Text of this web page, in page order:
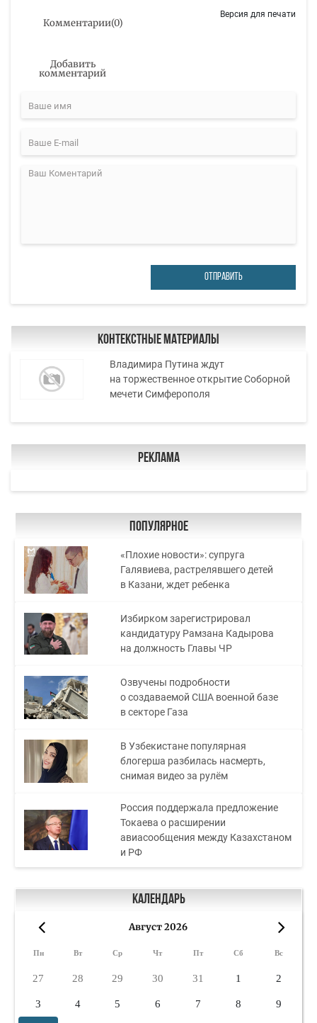
Комментарии(0)
Версия для печати
Добавить
комментарий
ОТПРАВИТЬ
Контекстные материалы
Владимира Путина ждут
на торжественное открытие Соборной
мечети Симферополя
Реклама
Популярное
«Плохие новости»: супруга
Галявиева, растрелявшего детей
в Казани, ждет ребенка
Избирком зарегистрировал
кандидатуру Рамзана Кадырова
на должность Главы ЧР
Озвучены подробности
о создаваемой США военной базе
в секторе Газа
В Узбекистане популярная
блогерша разбилась насмерть,
снимая видео за рулём
Россия поддержала предложение
Токаева о расширении
авиасообщения между Казахстаном
и РФ
Календарь
Август 2026
Пн Вт Ср Чт Пт Сб Вс
27 28 29 30 31 1 2
3 4 5 6 7 8 9